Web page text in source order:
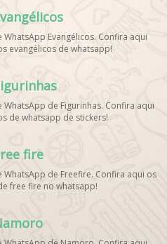
Grupo WhatsApp Futebol, Link Grupo
Grupo WhatsApp NBA,
Evangélicos. Confira aqui
evangélicos de whatsapp!
WhatsApp de Figurinhas. Confira aqui
de whatsapp de stickers!
fire
WhatsApp de Freefire. Confira aqui os
free fire no whatsapp!